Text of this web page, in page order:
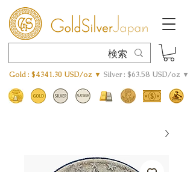
Gold : $4341.30 USD/oz ▼ Silver : $63.58 USD/oz ▼